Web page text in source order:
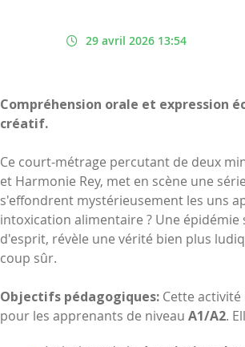
29 avril 2026 13:54
Compréhension orale et expression
créatif.
Ce court-métrage percutant de deux
et Harmonie Rey, met en scène une
s'effondrent mystérieusement les uns
intoxication alimentaire ? Une épidémie
d'esprit, révèle une vérité bien plus
coup sûr.
Objectifs pédagogiques: Cette
pour les apprenants de niveauA1/A2.